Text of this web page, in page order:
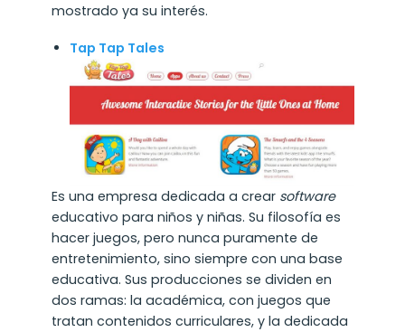
mostrado ya su interés.
Tap Tap Tales
Es una empresa dedicada a crear software
educativo para niños y niñas. Su filosofía es
hacer juegos, pero nunca puramente de
entretenimiento, sino siempre con una base
educativa. Sus producciones se dividen en
dos ramas: la académica, con juegos que
tratan contenidos curriculares, y la dedicada